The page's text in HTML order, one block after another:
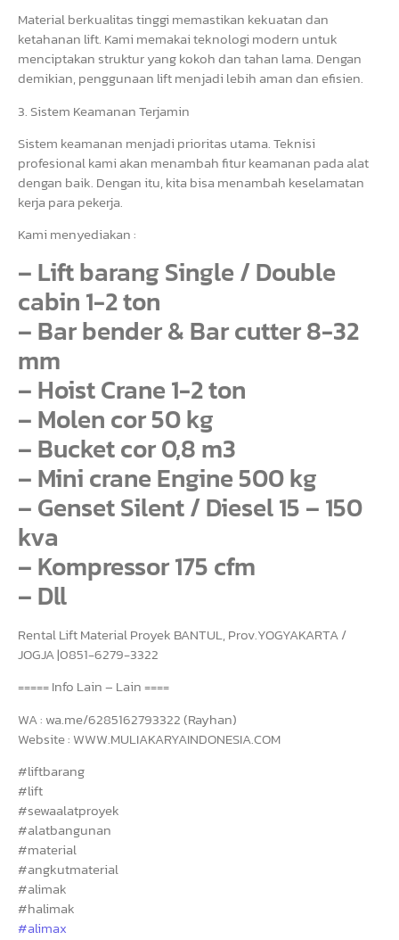
Material berkualitas tinggi memastikan kekuatan dan
ketahanan lift. Kami memakai teknologi modern untuk
menciptakan struktur yang kokoh dan tahan lama. Dengan
demikian, penggunaan lift menjadi lebih aman dan efisien.
3. Sistem Keamanan Terjamin
Sistem keamanan menjadi prioritas utama. Teknisi
profesional kami akan menambah fitur keamanan pada alat
dengan baik. Dengan itu, kita bisa menambah keselamatan
kerja para pekerja.
Kami menyediakan :
– Lift barang Single / Double
cabin 1-2 ton
– Bar bender & Bar cutter 8-32
mm
– Hoist Crane 1-2 ton
– Molen cor 50 kg
– Bucket cor 0,8 m3
– Mini crane Engine 500 kg
– Genset Silent / Diesel 15 – 150
kva
– Kompressor 175 cfm
– Dll
Rental Lift Material Proyek BANTUL, Prov.YOGYAKARTA /
JOGJA |0851-6279-3322
===== Info Lain – Lain ====
WA : wa.me/6285162793322 (Rayhan)
Website : WWW.MULIAKARYAINDONESIA.COM
#liftbarang
#lift
#sewaalatproyek
#alatbangunan
#material
#angkutmaterial
#alimak
#halimak
#alimax